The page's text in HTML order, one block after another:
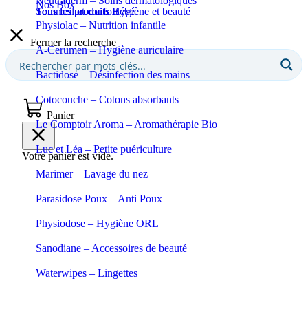
Sommeil et confort
Tous les produits Bébé
Tous les produits Hygiène et beauté
Physiolac – Nutrition infantile
A-Cerumen – Hygiène auriculaire
Bactidose – Désinfection des mains
Cotocouche – Cotons absorbants
Le Comptoir Aroma – Aromathérapie Bio
Luc et Léa – Petite puériculture
Marimer – Lavage du nez
Parasidose Poux – Anti Poux
Physiodose – Hygiène ORL
Sanodiane – Accessoires de beauté
Waterwipes – Lingettes
Nos Box
Fermer la recherche
Panier
Votre panier est vide.